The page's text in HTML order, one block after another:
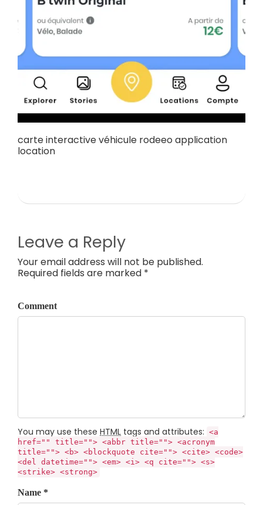
carte interactive véhicule rodeeo application
location
Leave a Reply
Your email address will not be published.
Required fields are marked *
Comment
You may use these HTML tags and attributes: <a
href="" title=""> <abbr title=""> <acronym
title=""> <b> <blockquote cite=""> <cite> <code>
<del datetime=""> <em> <i> <q cite=""> <s>
<strike> <strong>
Name *